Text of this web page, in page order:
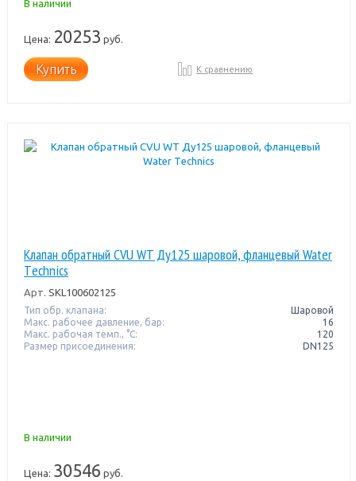
В наличии
Цена: 20253 руб.
Купить К сравнению
Клапан обратный CVU WT Ду125 шаровой, фланцевый Water
Тechnics
Арт. SKL100602125
Тип обр. клапана:
Шаровой
Макс. рабочее давление, бар:
16
Макс. рабочая темп., °С:
120
Размер присоединения:
DN125
В наличии
Цена: 30546 руб.